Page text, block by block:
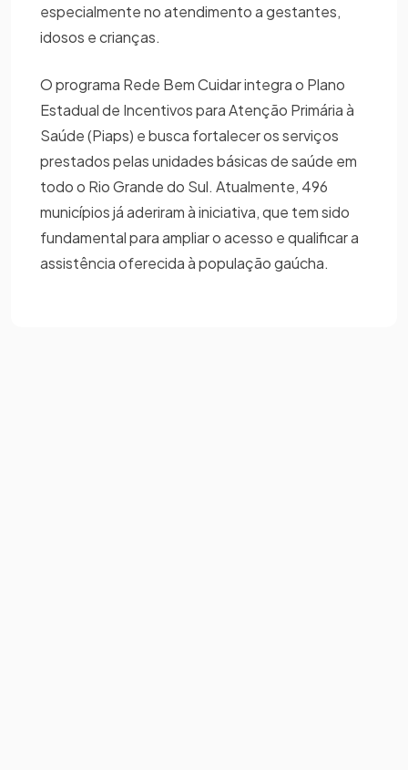
especialmente no atendimento a gestantes,
idosos e crianças.
O programa Rede Bem Cuidar integra o Plano
Estadual de Incentivos para Atenção Primária à
Saúde (Piaps) e busca fortalecer os serviços
prestados pelas unidades básicas de saúde em
todo o Rio Grande do Sul. Atualmente, 496
municípios já aderiram à iniciativa, que tem sido
fundamental para ampliar o acesso e qualificar a
assistência oferecida à população gaúcha.